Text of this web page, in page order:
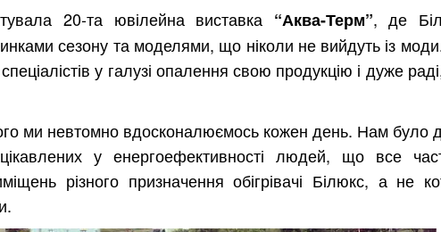
20-та ювілейна виставка “Аква-Терм”, де
сезону та моделями, що ніколи не вийдуть із
у галузі опалення свою продукцію і дуже
ми невтомно вдосконалюємось кожен день. Нам було
у енергоефективності людей, що все
різного призначення обігрівачі Білюкс, а не